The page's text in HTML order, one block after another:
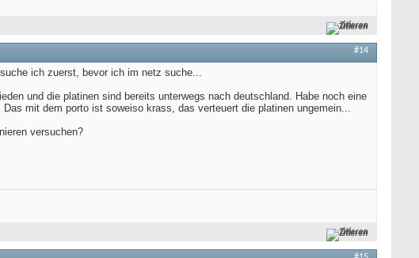
Zitieren
#14
ich zuerst, bevor ich im netz suche...
und die platinen sind bereits unterwegs nach deutschland. Habe noch eine
mit dem porto ist soweiso krass, das verteuert die platinen ungemein...
versuchen?
Zitieren